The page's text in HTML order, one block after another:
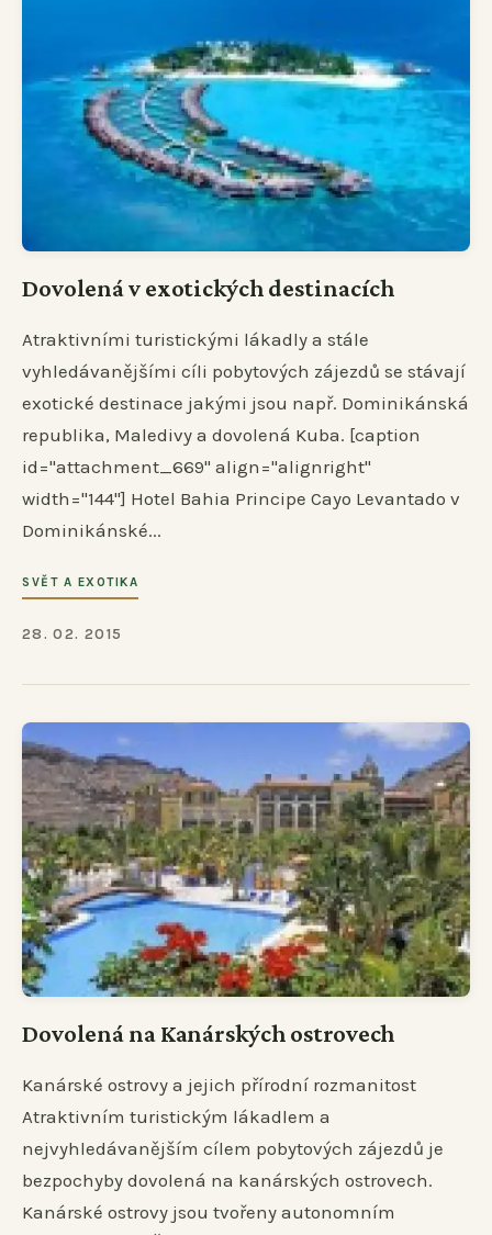
Dovolená v exotických destinacích
Atraktivními turistickými lákadly a stále
vyhledávanějšími cíli pobytových zájezdů se stávají
exotické destinace jakými jsou např. Dominikánská
republika, Maledivy a dovolená Kuba. [caption
id="attachment_669" align="alignright"
width="144"] Hotel Bahia Principe Cayo Levantado v
Dominikánské...
SVĚT A EXOTIKA
28. 02. 2015
Dovolená na Kanárských ostrovech
Kanárské ostrovy a jejich přírodní rozmanitost
Atraktivním turistickým lákadlem a
nejvyhledávanějším cílem pobytových zájezdů je
bezpochyby dovolená na kanárských ostrovech.
Kanárské ostrovy jsou tvořeny autonomním